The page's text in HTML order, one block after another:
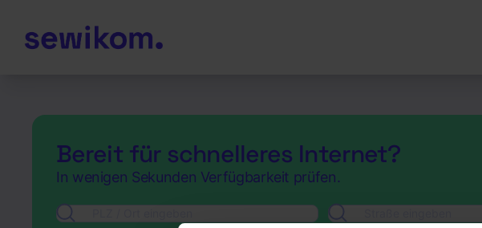
Bereit für schnelleres Internet?
In wenigen Sekunden Verfügbarkeit prüfen.